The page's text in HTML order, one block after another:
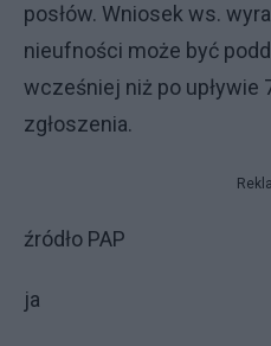
posłów. Wniosek ws.
nieufności może być
wcześniej niż po upływie
zgłoszenia.
źródło PAP
ja